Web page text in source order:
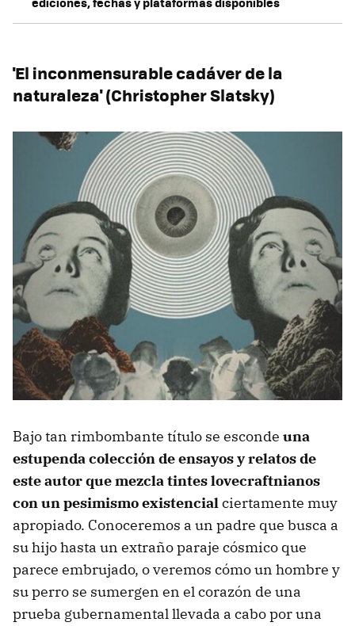
'El inconmensurable cadáver de la
naturaleza' (Christopher Slatsky)
Bajo tan rimbombante título se esconde una
estupenda colección de ensayos y relatos de
este autor que mezcla tintes lovecraftnianos
con un pesimismo existencialciertamente muy
apropiado. Conoceremos a un padre que busca a
su hijo hasta un extraño paraje cósmico que
parece embrujado, o veremos cómo un hombre y
su perro se sumergen en el corazón de una
prueba gubernamental llevada a cabo por una